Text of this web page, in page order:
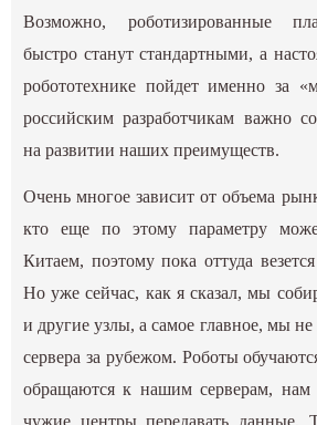
Возможно, роботизированные
быстро станут стандартными, а
робототехнике пойдет именно за
российским разработчикам важно
на развитии наших преимуществ.
Очень многое зависит от объема
кто еще по этому параметру
Китаем, поэтому пока оттуда
Но уже сейчас, как я сказал, мы
и другие узлы, а самое главное, мы
сервера за рубежом. Роботы
обращаются к нашим серверам,
чужие центры передавать данные.